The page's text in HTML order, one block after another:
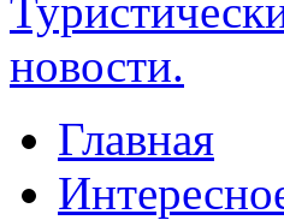
Главная